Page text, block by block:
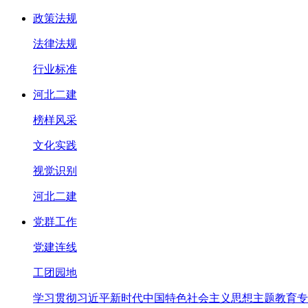
政策法规
法律法规
行业标准
河北二建
榜样风采
文化实践
视觉识别
河北二建
党群工作
党建连线
工团园地
学习贯彻习近平新时代中国特色社会主义思想主题教育